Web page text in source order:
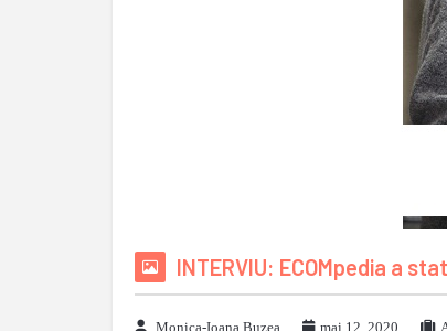
INTERVIU: ECOMpedia a
Monica-Ioana Buzea mai 12, 2020